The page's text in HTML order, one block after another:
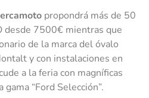
propondrá más de 50
desde 7500€ mientras que
de la marca del óvalo
y con instalaciones en
a la feria con magníficas
“Ford Selección”.